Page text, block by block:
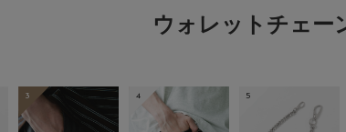
ウォレットチェー
3 4 5